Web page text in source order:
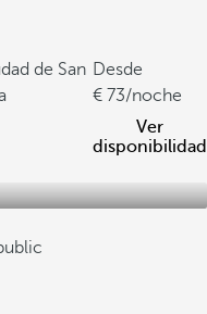
de San Desde
73/noche
Ver
disponibilidad